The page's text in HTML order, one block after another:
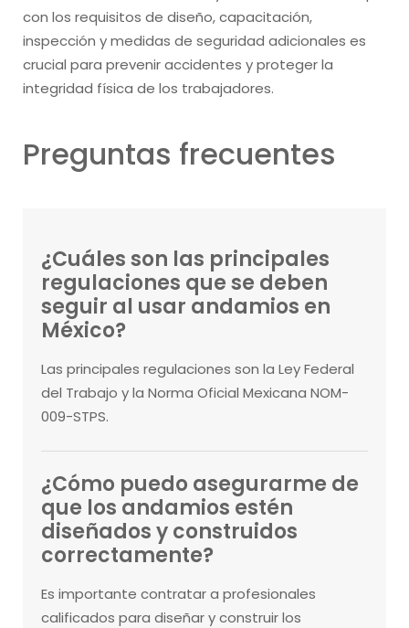
con los requisitos de diseño, capacitación,
inspección y medidas de seguridad adicionales es
crucial para prevenir accidentes y proteger la
integridad física de los trabajadores.
Preguntas frecuentes
¿Cuáles son las principales
regulaciones que se deben
seguir al usar andamios en
México?
Las principales regulaciones son la Ley Federal
del Trabajo y la Norma Oficial Mexicana NOM-
009-STPS.
¿Cómo puedo asegurarme de
que los andamios estén
diseñados y construidos
correctamente?
Es importante contratar a profesionales
calificados para diseñar y construir los